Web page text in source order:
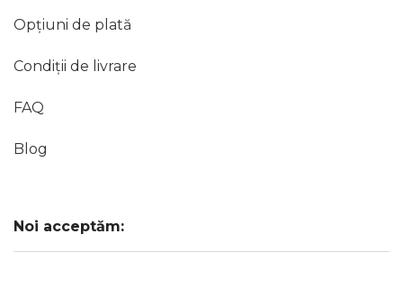
Opțiuni de plată
Condiții de livrare
FAQ
Blog
Noi acceptăm: